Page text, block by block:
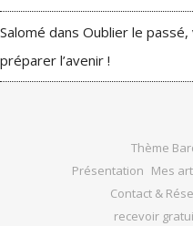
Salomé dans Oublier le
préparer l’avenir !
Thème
Présentation Mes
Contact &
recevoir